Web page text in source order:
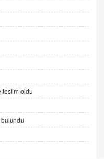
Yürüyoruz"
Dava Açmadan Önce
Şartı
teslim oldu